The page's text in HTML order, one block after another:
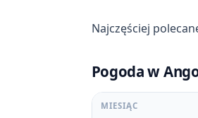
Najczęściej
Pogoda w
MIESIĄC